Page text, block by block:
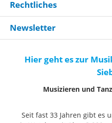
Rechtliches
Newsletter
Hier geht es zur
Musizieren und
Seit fast 33 Jahren gibt es